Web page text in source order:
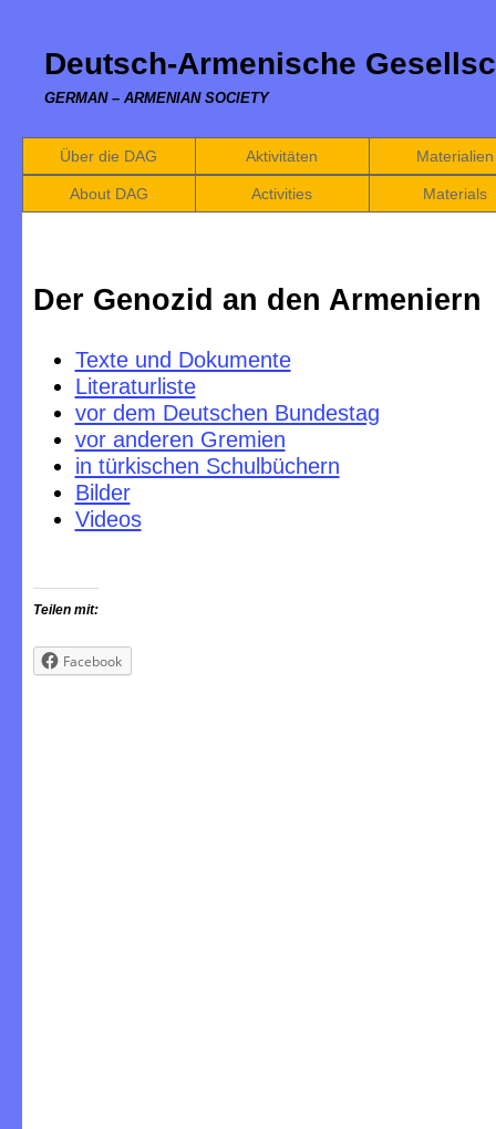
Deutsch-Armenische
GERMAN – ARMENIAN SOCIETY
Über die DAG Aktivitäten Materialien
About DAG Activities Materials
Der Genozid an den Armeniern
Texte und Dokumente
Literaturliste
vor dem Deutschen Bundestag
vor anderen Gremien
in türkischen Schulbüchern
Bilder
Videos
Teilen mit:
Facebook